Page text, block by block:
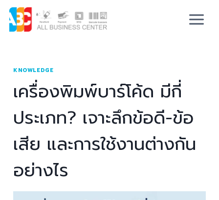
KNOWLEDGE
เครื่องพิมพ์บาร์โค้ด มีกี่
ประเภท? เจาะลึกข้อดี-ข้อ
เสีย และการใช้งานต่างกัน
อย่างไร